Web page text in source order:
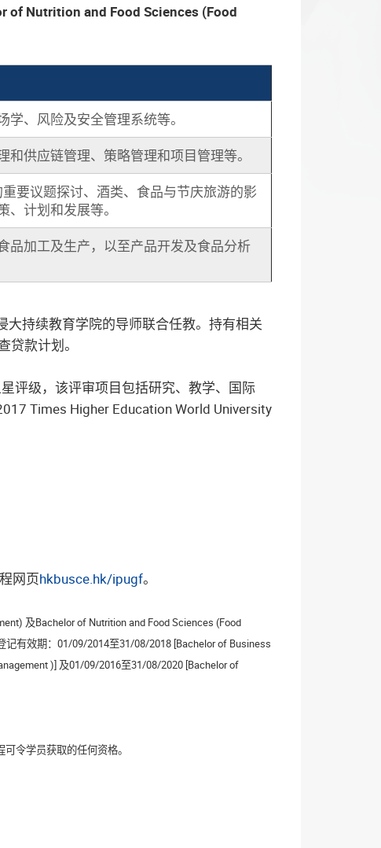
of Nutrition and Food Sciences (Food
、风险及安全管理系统等。
供应链管理、策略管理和项目管理等。
要议题探讨、酒类、食品与节庆旅游的影
计划和发展等。
品加工及生产，以至产品开发及食品分析
持续教育学院的导师联合任教。持有相关
款计划。
评级，该评审项目包括研究、教学、国际
Times Higher Education World University
网页hkbusce.hk/ipugf。
及Bachelor of Nutrition and Food Sciences (Food
有效期：01/09/2014至31/08/2018 [Bachelor of Business
)] 及01/09/2016至31/08/2020 [Bachelor of
令学员获取的任何资格。